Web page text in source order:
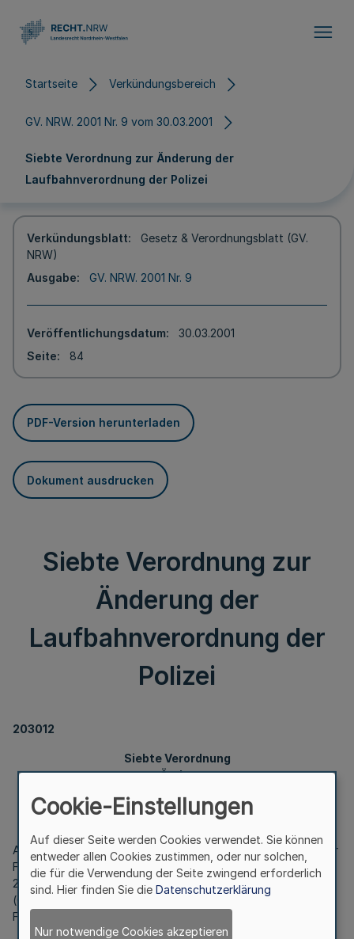
Startseite Verkündungsbereich
GV. NRW. 2001 Nr. 9 vom 30.03.2001
Siebte Verordnung zur Änderung der
Laufbahnverordnung der Polizei
Verkündungsblatt
Gesetz & Verordnungsblatt (GV.
NRW)
Ausgabe
GV. NRW. 2001 Nr. 9
Veröffentlichungsdatum
30.03.2001
Seite
84
PDF-Version herunterladen
Dokument ausdrucken
Siebte Verordnung zur
Änderung der
Laufbahnverordnung der
Polizei
203012
Siebte Verordnung
zur Änderung
Vom 9. März 2001
Aufgrund des § 187 Abs. 1 des Landesbeamtengesetzes in der
Fassung der Bekanntmachung vom 1. Mai 1981(GV. NRW. S.
234), zuletzt geändert durch Gesetz vom 12. Dezember 2000
(GV. NRW. S. 746
), wird im Einvernehmen mit dem
Finanzministerium verordnet:
Cookie-Einstellungen
Auf dieser Seite werden Cookies verwendet. Sie können
entweder allen Cookies zustimmen, oder nur solchen,
die für die Verwendung der Seite zwingend erforderlich
sind. Hier finden Sie die Datenschutzerklärung
Nur notwendige Cookies akzeptieren